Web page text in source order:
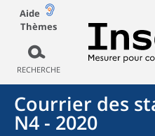
Aide
Thèmes
RECHERCHE
Courrier des
N4 - 2020